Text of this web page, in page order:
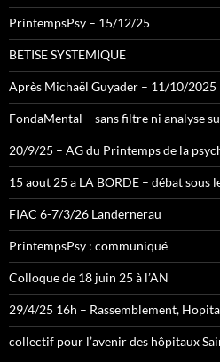
PrintempsPsy – 15/12/25
BETISE SYSTEMIQUE
Après Michaël Guyader – 11/10/2025
FondaMental – sans filtre ni analyse
20/9/25 – AG du Printemps de la
15 aout 25 a LA BORDE – débat sous
FIAC 6-7/3/26 Landernerau
PrintempsPsy : communiqué
Colloque de 18 juin 25 à l’AN
29/4/25 16h – Rassemblement,
collectif pour l’avenir des hôpitaux